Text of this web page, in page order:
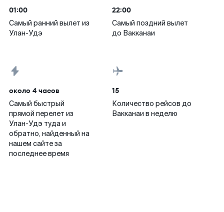
01:00
Самый ранний вылет из
Улан-Удэ
22:00
Самый поздний вылет
до Вакканаи
около 4 часов
Самый быстрый
прямой перелет из
Улан-Удэ туда и
обратно, найденный на
нашем сайте за
последнее время
15
Количество рейсов до
Вакканаи в неделю